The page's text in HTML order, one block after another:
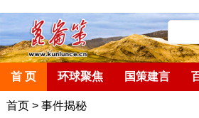
首 页 环球聚焦 国策建言
首页> 事件揭秘